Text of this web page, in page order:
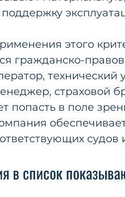
этого
гражданско-
страховой
попасть в поле
судов
в список